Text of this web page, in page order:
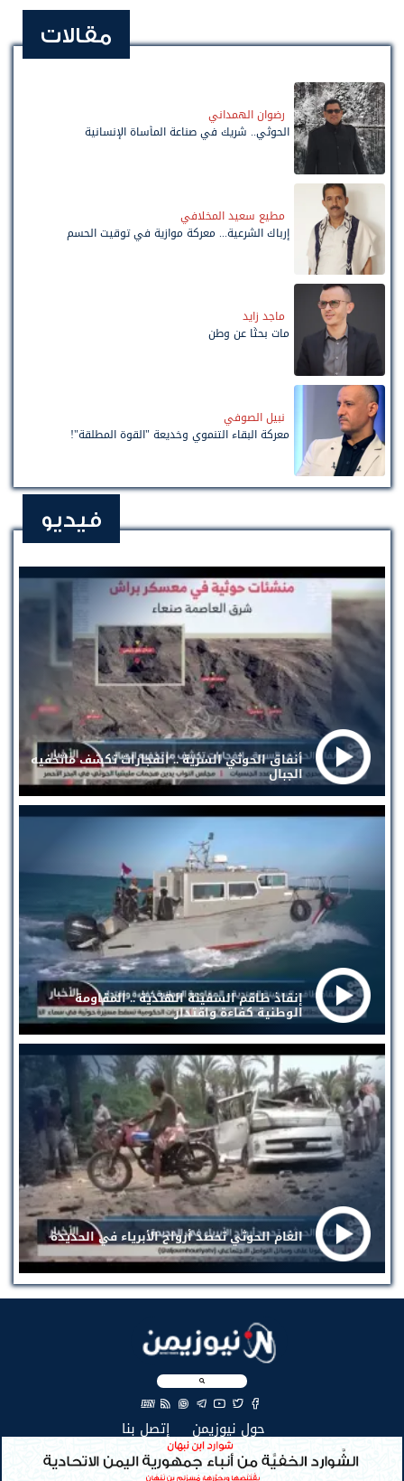
مقالات
رضوان الهمداني
الحوثي.. شريك في صناعة المأساة الإنسانية
مطيع سعيد المخلافي
إرباك الشرعية... معركة موازية في توقيت الحسم
ماجد زايد
مات بحثًا عن وطن
نبيل الصوفي
معركة البقاء التنموي وخديعة "القوة المطلقة"!
فيديو
أنفاق الحوثي السرية .. انفجارات تكشف ماتخفيه
الجبال
إنقاذ طاقم السفينة الهندية .. المقاومة
الوطنية كفاءة واقتدار
الغام الحوثي تحصد أرواح الأبرياء في الحديدة
EN
حول نيوزيمن إتصل بنا
جميع الحقوق محفوظة لنيوزيمن © 2026